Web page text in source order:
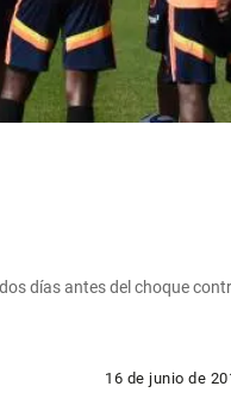
días antes del choque
16 de junio de